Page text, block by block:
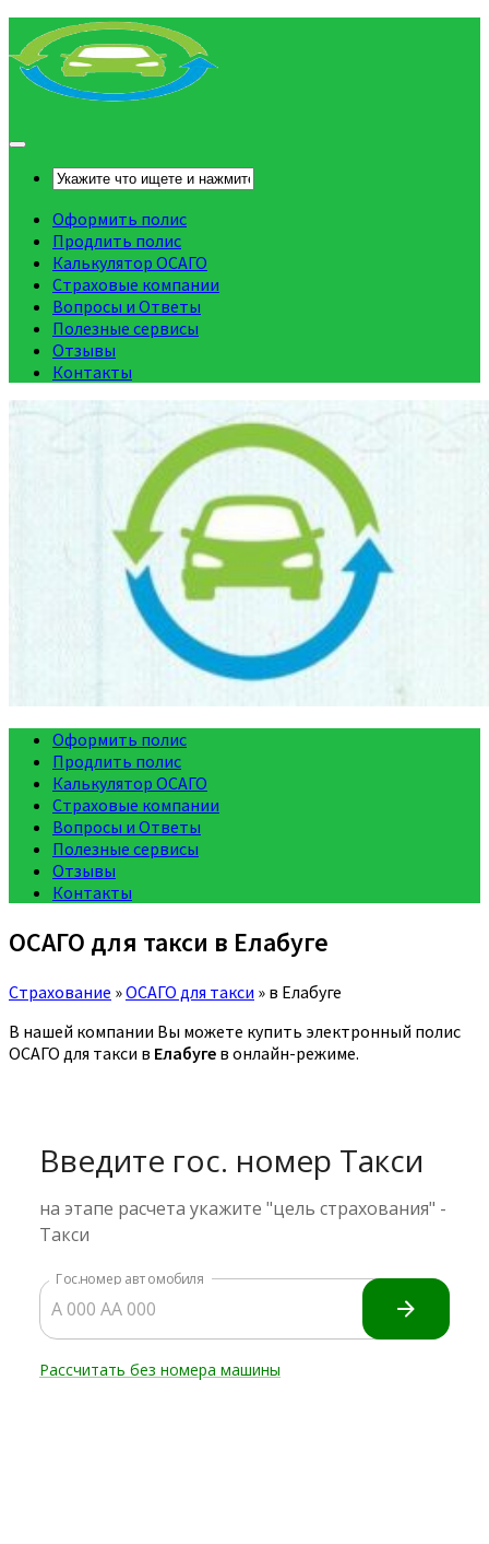
Оформить полис
Продлить полис
Калькулятор ОСАГО
Страховые компании
Вопросы и Ответы
Полезные сервисы
Отзывы
Контакты
Оформить полис
Продлить полис
Калькулятор ОСАГО
Страховые компании
Вопросы и Ответы
Полезные сервисы
Отзывы
Контакты
ОСАГО для такси в Елабуге
Страхование »ОСАГО для такси » в Елабуге
В нашей компании Вы можете купить электронный полис
ОСАГО для такси в Елабуге в онлайн-режиме.